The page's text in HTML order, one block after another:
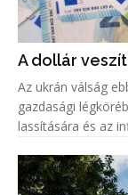
A dollár
Az ukrán válság
gazdasági
lassítására és az